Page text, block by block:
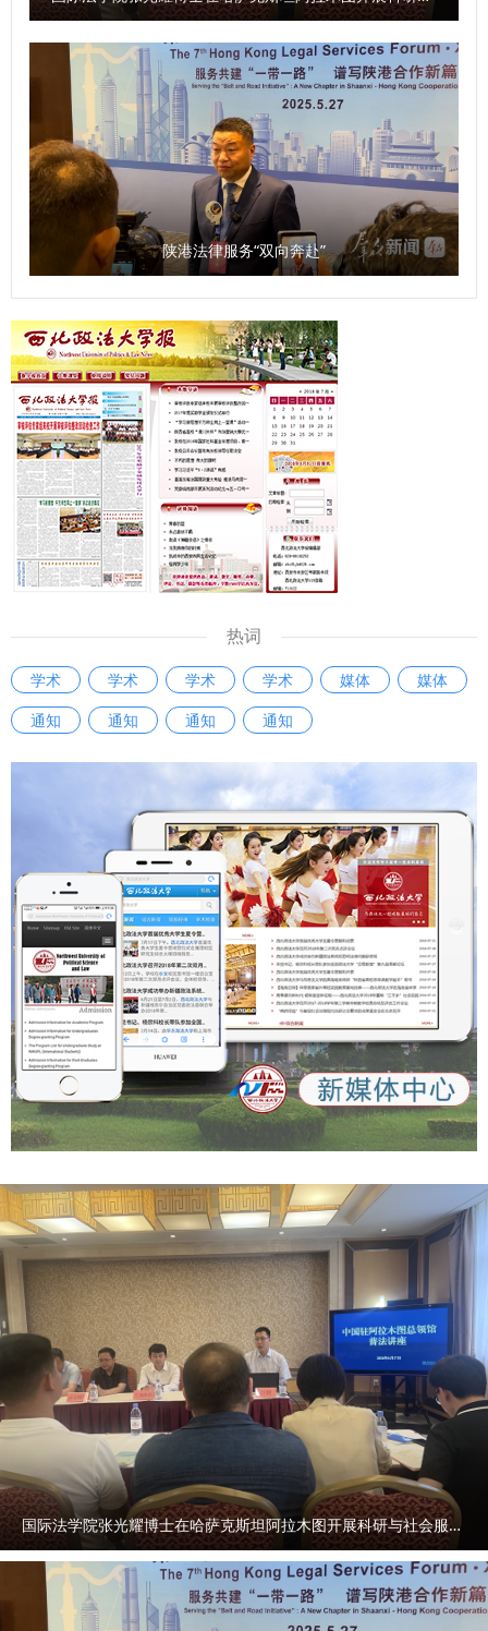
陕港法律服务“双向奔赴”
热词
学术 学术 学术 学术 媒体
媒体
通知
通知 通知 通知
国际法学院张光耀博士在哈萨克斯坦阿拉木图开展科研与社会服务活动